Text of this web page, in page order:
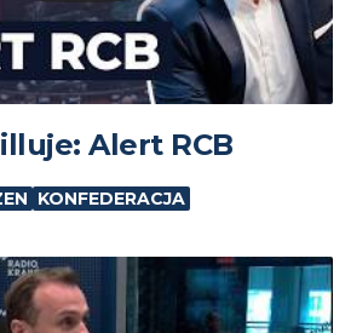
Alert RCB
KONFEDERACJA